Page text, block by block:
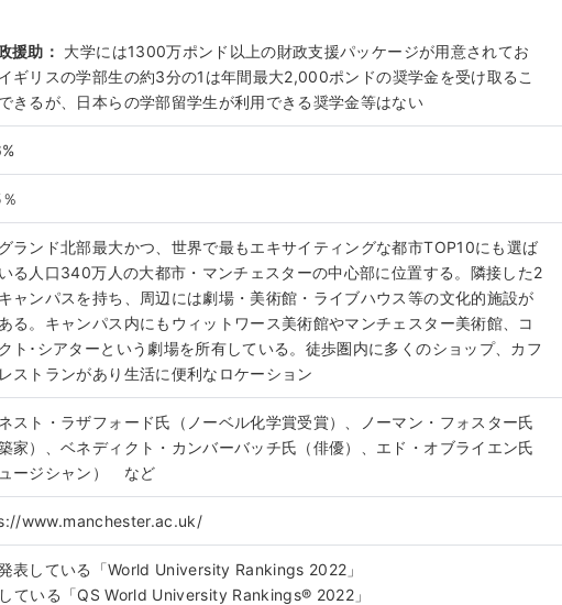
援助： 大学には1300万ポンド以上の財政支援パッケージが用意されてお
ギリスの学部生の約3分の1は年間最大2,000ポンドの奨学金を受け取るこ
きるが、日本らの学部留学生が利用できる奨学金等はない
ランド北部最大かつ、世界で最もエキサイティングな都市TOP10にも選ば
る人口340万人の大都市・マンチェスターの中心部に位置する。隣接した2
ャンパスを持ち、周辺には劇場・美術館・ライブハウス等の文化的施設が
る。キャンパス内にもウィットワース美術館やマンチェスター美術館、コ
ト･シアターという劇場を所有している。徒歩圏内に多くのショップ、カフ
ストランがあり生活に便利なロケーション
スト・ラザフォード氏（ノーベル化学賞受賞）、ノーマン・フォスター氏
築家）、ベネディクト・カンバーバッチ氏（俳優）、エド・オブライエン氏
ュージシャン） など
www.manchester.ac.uk/
表している「World University Rankings 2022」
いる「QS World University Rankings® 2022」